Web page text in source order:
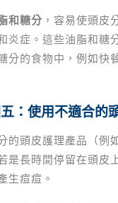
和糖分 ，容易使頭皮
炎症。這些油脂和糖
分的食物中，例如快
：使用不適合的
的頭皮護理產品（例
是長時間停留在頭皮
生痘痘。